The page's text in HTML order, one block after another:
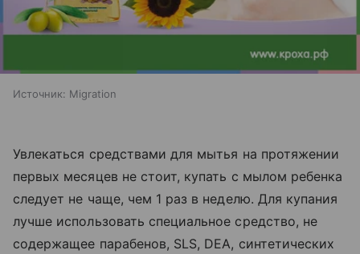
Источник: Migration
Увлекаться средствами для мытья на протяжении
первых месяцев не стоит, купать с мылом ребенка
следует не чаще, чем 1 раз в неделю. Для купания
лучше использовать специальное средство, не
содержащее парабенов, SLS, DEA, синтетических